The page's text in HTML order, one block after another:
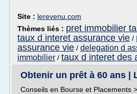
Site : lerevenu.com
Thèmes liés : pret immobilier
taux d interet assurance vie /
assurance vie / delegation d
immobilier / taux d interet des
Obtenir un prêt à 60 ans |
Conseils en Bourse et Placements